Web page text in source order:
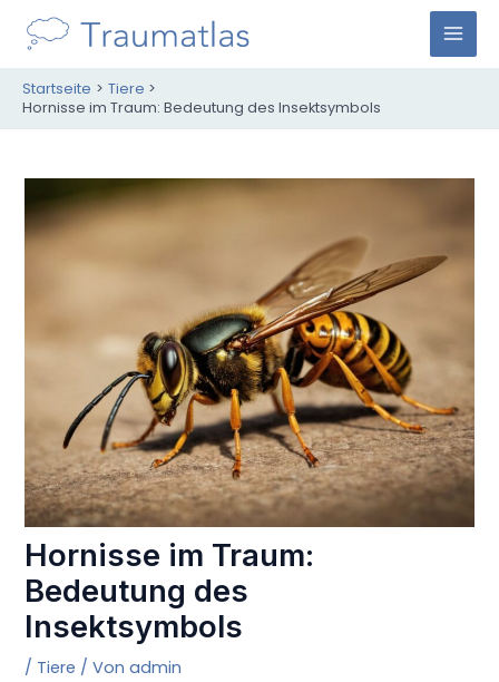
Inhalt
springen
M
N
M
E
U
Startseite
Tiere
Hornisse im Traum: Bedeutung des Insektsymbols
Hornisse im Traum:
Bedeutung des
Insektsymbols
/ Tiere / Vonadmin